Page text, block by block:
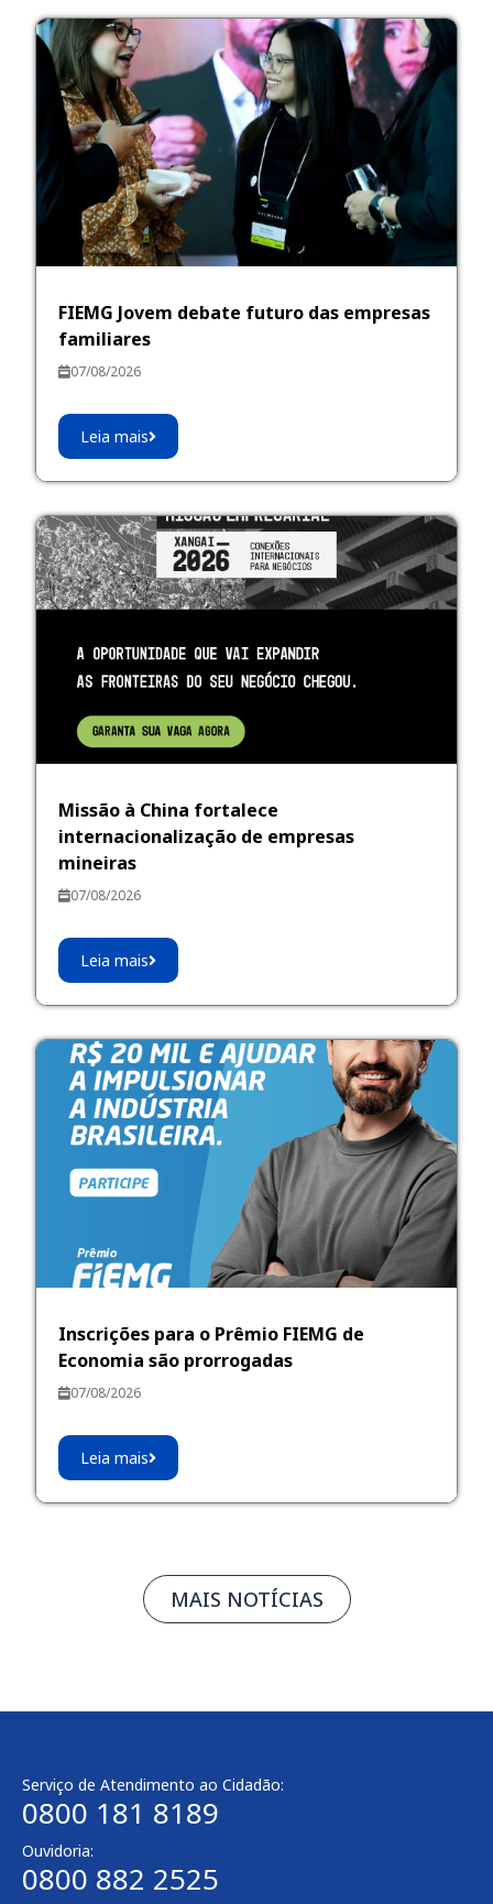
FIEMG Jovem debate futuro das empresas
familiares
07/08/2026
Leia mais
Missão à China fortalece
internacionalização de empresas
mineiras
07/08/2026
Leia mais
Inscrições para o Prêmio FIEMG de
Economia são prorrogadas
07/08/2026
Leia mais
MAIS NOTÍCIAS
Serviço de Atendimento ao Cidadão:
0800 181 8189
Ouvidoria:
0800 882 2525